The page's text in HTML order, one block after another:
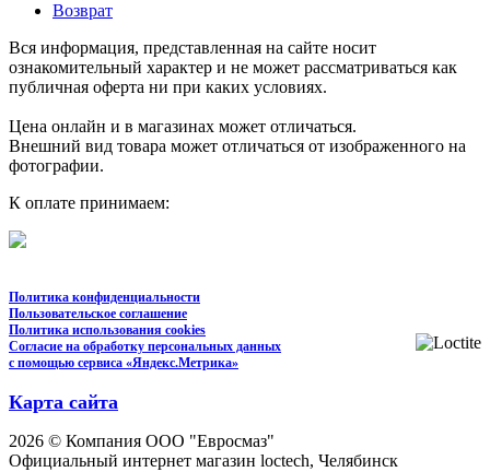
Возврат
Вся информация, представленная на сайте носит
ознакомительный характер и не может рассматриваться как
публичная оферта ни при каких условиях.
Цена онлайн и в магазинах может отличаться.
Внешний вид товара может отличаться от изображенного на
фотографии.
К оплате принимаем:
Политика конфиденциальности
Пользовательское соглашение
Политика использования cookies
Согласие на обработку персональных данных
с помощью сервиса «Яндекс.Метрика»
Карта сайта
2026 © Компания ООО "Евросмаз"
Официальный интернет магазин loctech, Челябинск